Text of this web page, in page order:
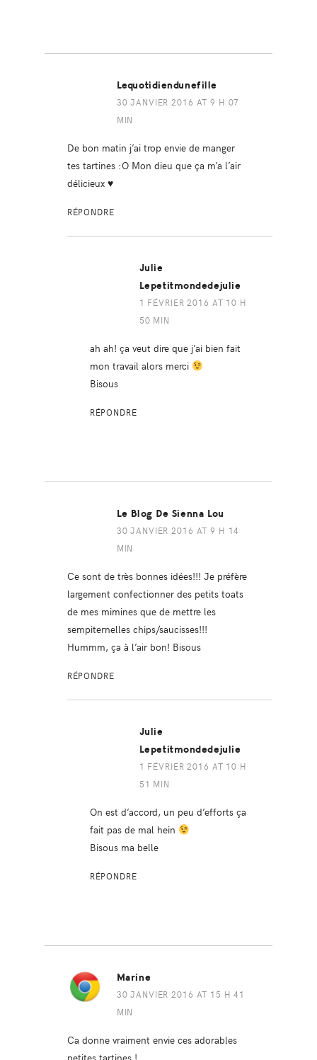
Lequotidiendunefille
30 JANVIER 2016 AT 9 H 07
MIN
De bon matin j’ai trop envie de manger
tes tartines :O Mon dieu que ça m’a l’air
délicieux ♥
RÉPONDRE
Julie
Lepetitmondedejulie
1 FÉVRIER 2016 AT 10 H
50 MIN
ah ah! ça veut dire que j’ai bien fait
mon travail alors merci
Bisous
RÉPONDRE
Le Blog De Sienna Lou
30 JANVIER 2016 AT 9 H 14
MIN
Ce sont de très bonnes idées!!! Je préfère
largement confectionner des petits toats
de mes mimines que de mettre les
sempiternelles chips/saucisses!!!
Hummm, ça à l’air bon! Bisous
RÉPONDRE
Julie
Lepetitmondedejulie
1 FÉVRIER 2016 AT 10 H
51 MIN
On est d’accord, un peu d’efforts ça
fait pas de mal hein
Bisous ma belle
RÉPONDRE
Marine
30 JANVIER 2016 AT 15 H 41
MIN
Ca donne vraiment envie ces adorables